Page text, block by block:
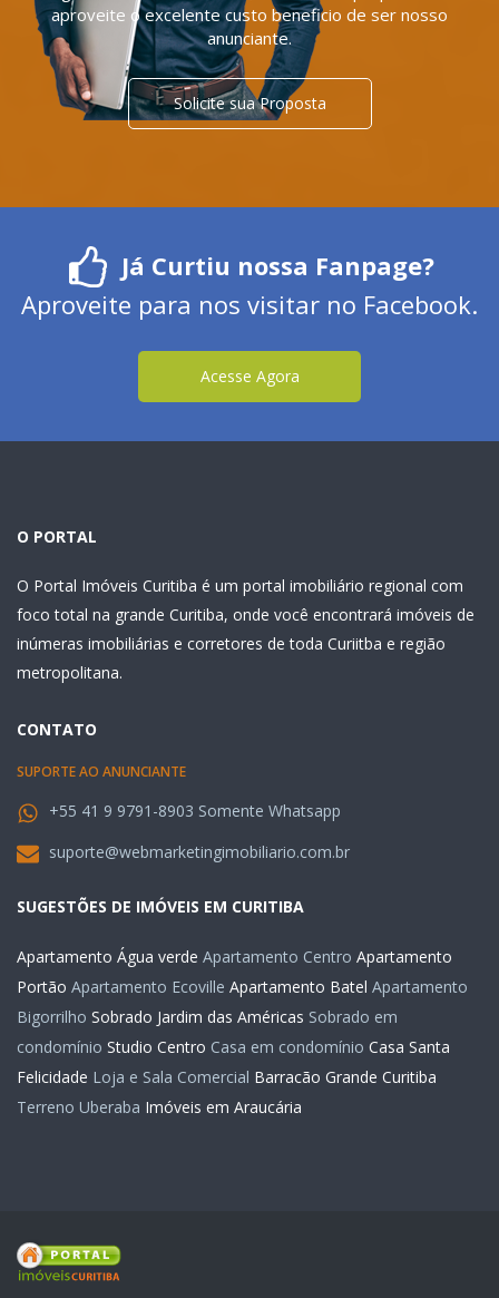
aproveite o excelente custo beneficio de ser nosso
anunciante.
Solicite sua Proposta
Já Curtiu nossa Fanpage?
Aproveite para nos visitar no Facebook.
Acesse Agora
O PORTAL
O Portal Imóveis Curitiba é um portal imobiliário regional com
foco total na grande Curitiba, onde você encontrará imóveis de
inúmeras imobiliárias e corretores de toda Curiitba e região
metropolitana.
CONTATO
SUPORTE AO ANUNCIANTE
+55 41 9 9791-8903 Somente Whatsapp
suporte@webmarketingimobiliario.com.br
SUGESTÕES DE IMÓVEIS EM CURITIBA
Apartamento Água verde Apartamento Centro Apartamento
Portão Apartamento Ecoville Apartamento Batel Apartamento
Bigorrilho Sobrado Jardim das Américas Sobrado em
condomínio Studio Centro Casa em condomínio Casa Santa
Felicidade Loja e Sala Comercial Barracão Grande Curitiba
Terreno Uberaba Imóveis em Araucária